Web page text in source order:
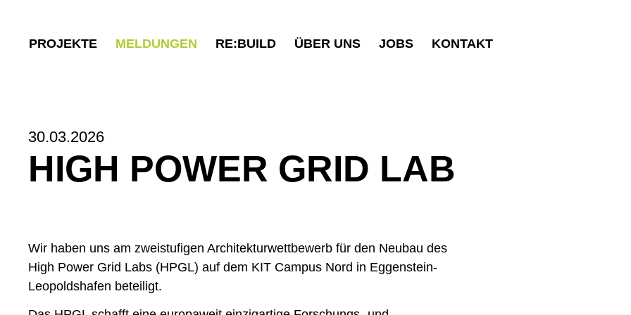
PROJEKTE MELDUNGEN RE:BUILD ÜBER UNS JOBS KONTAKT
30.03.2026
HIGH POWER GRID LAB
Wir haben uns am zweistufigen Architekturwettbewerb für den Neubau des
High Power Grid Labs (HPGL) auf dem KIT Campus Nord in Eggenstein-
Leopoldshafen beteiligt.